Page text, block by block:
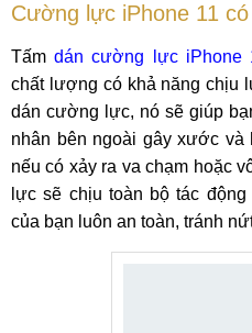
Cường lực iPhone 11
Tấmdán cường lực iPhone
chất lượng có khả năng chịu
dán cường lực, nó sẽ giúp
nhân bên ngoài gây xước
nếu có xảy ra va chạm hoặc
lực sẽ chịu toàn bộ tác
của bạn luôn an toàn, tránh